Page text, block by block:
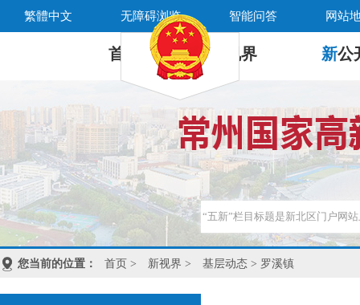
繁體中文 无障碍浏览 智能问答 网站
首 页 新 视界 新公
您当前的位置： 首页 > 新视界 > 基层动态 > 罗溪镇